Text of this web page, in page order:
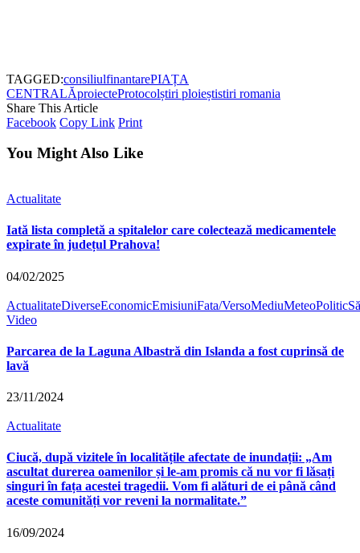
TAGGED:consiliulfinantarePIAȚA
CENTRALĂproiecteProtocolștiri ploieștistiri romania
Share This Article
Facebook Copy Link Print
You Might Also Like
Actualitate
Iată lista completă a spitalelor care colectează medicamentele
expirate în județul Prahova!
04/02/2025
ActualitateDiverseEconomicEmisiuniFata/VersoMediuMeteoPolitic
Video
Parcarea de la Laguna Albastră din Islanda a fost cuprinsă de
lavă
23/11/2024
Actualitate
Ciucă, după vizitele în localitățile afectate de inundații: „Am
ascultat durerea oamenilor și le-am promis că nu vor fi lăsați
singuri în fața acestei tragedii. Vom fi alături de ei până când
aceste comunități vor reveni la normalitate.”
16/09/2024